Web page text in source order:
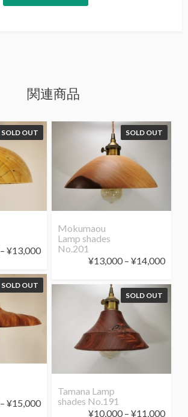
関連商品
SOLD OUT
–¥13,000価
帯:
¥12,000
¥13,000
SOLD OUT
Mokumaou
Lamp shades
No.201
¥13,000 –¥14,000価
帯:
SOLD OUT
–¥15,000価
SOLD OUT
Tamana Lamp
shades No.191
¥10,000 –¥11,000価